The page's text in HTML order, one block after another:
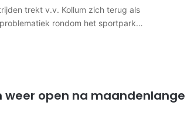
trekt v.v. Kollum zich terug als
rondom het sportpark…
weer open na maandenlange